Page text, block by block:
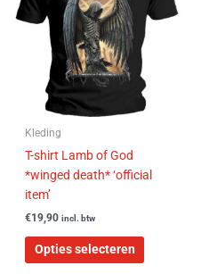
Kleding
T-shirt Lamb of God
*winged death* ‘official
item’
€19,90 incl. btw
Opties selecteren
meerdere
variaties.
kan
gekozen
de